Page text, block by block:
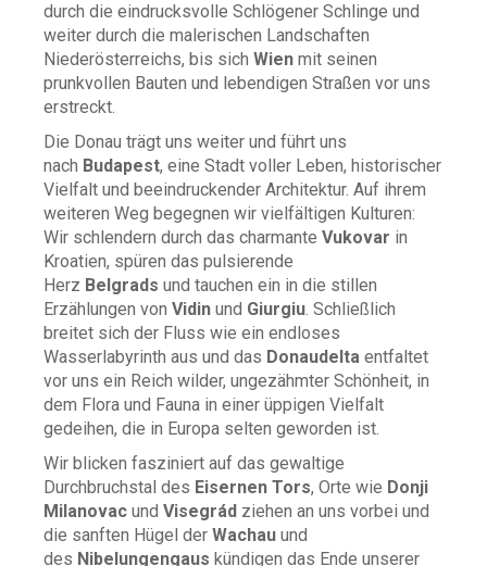
durch die eindrucksvolle Schlögener Schlinge und
weiter durch die malerischen Landschaften
Niederösterreichs, bis sich Wien mit seinen
prunkvollen Bauten und lebendigen Straßen vor uns
erstreckt.
Die Donau trägt uns weiter und führt uns
nach Budapest, eine Stadt voller Leben, historischer
Vielfalt und beeindruckender Architektur. Auf ihrem
weiteren Weg begegnen wir vielfältigen Kulturen:
Wir schlendern durch das charmante Vukovar in
Kroatien, spüren das pulsierende
Herz Belgrads und tauchen ein in die stillen
Erzählungen von Vidin und Giurgiu. Schließlich
breitet sich der Fluss wie ein endloses
Wasserlabyrinth aus und das Donaudelta entfaltet
vor uns ein Reich wilder, ungezähmter Schönheit, in
dem Flora und Fauna in einer üppigen Vielfalt
gedeihen, die in Europa selten geworden ist.
Wir blicken fasziniert auf das gewaltige
Durchbruchstal des Eisernen Tors, Orte wie Donji
Milanovac und Visegrád ziehen an uns vorbei und
die sanften Hügel der Wachau und
des Nibelungengaus kündigen das Ende unserer